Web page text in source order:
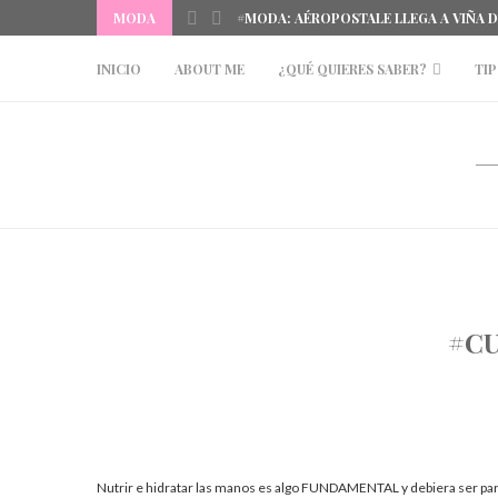
MODA #MODA: AÉROPOSTALE LLEGA A VIÑA
INICIO ABOUT ME ¿QUÉ QUIERES SABER?
Nutrir e hidratar las manos es algo FUNDAMENTAL y debiera ser